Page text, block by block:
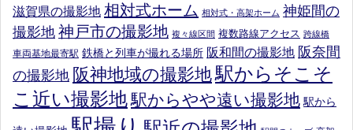
滋賀県の撮影地 相対式ホーム 相対式・高架ホーム 神姫間の
撮影地神戸市の撮影地 複々線区間 複数路線アクセス 跨線橋
車両基地最寄駅 鉄橋と列車が撮れる場所 阪和間の撮影地 阪奈間
の撮影地 阪神地域の撮影地駅からそこそ
こ近い撮影地駅からやや遠い撮影地 駅から